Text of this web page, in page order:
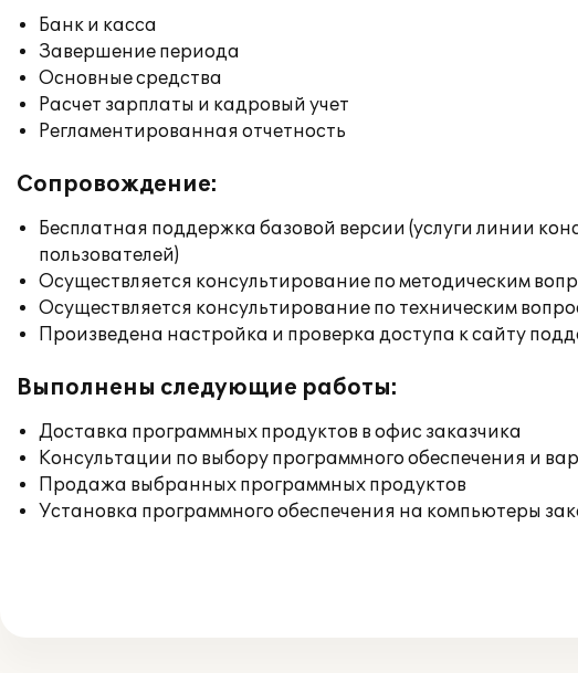
Банк и касса
Завершение периода
Основные средства
Расчет зарплаты и кадровый учет
Регламентированная отчетность
Сопровождение:
Бесплатная поддержка базовой версии (услуги линии
пользователей)
Осуществляется консультирование по методическим
Осуществляется консультирование по техническим
Произведена настройка и проверка доступа к сайту
Выполнены следующие работы:
Доставка программных продуктов в офис заказчика
Консультации по выбору программного обеспечения и
Продажа выбранных программных продуктов
Установка программного обеспечения на компьютеры